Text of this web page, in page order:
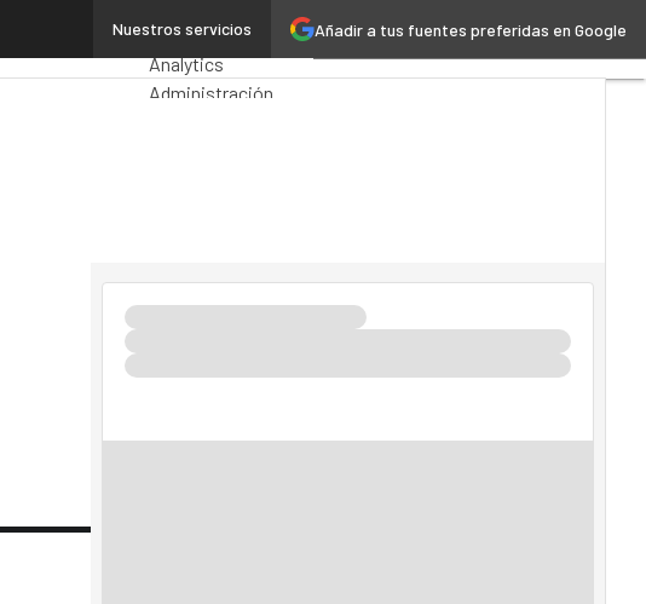
Añadir a tus fuentes preferidas en Google
Nuestros servicios
de eurosPremios Computing
Analytics
Administración